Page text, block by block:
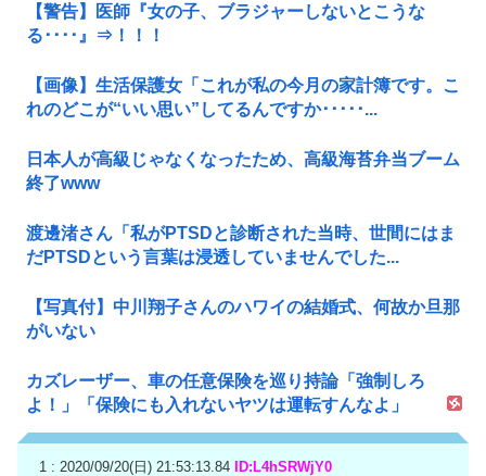
【警告】医師『女の子、ブラジャーしないとこうな
る････』⇒！！！
【画像】生活保護女「これが私の今月の家計簿です。こ
れのどこが“いい思い”してるんですか･････...
日本人が高級じゃなくなったため、高級海苔弁当ブーム
終了www
渡邊渚さん「私がPTSDと診断された当時、世間にはま
だPTSDという言葉は浸透していませんでした...
【写真付】中川翔子さんのハワイの結婚式、何故か旦那
がいない
カズレーザー、車の任意保険を巡り持論「強制しろ
よ！」「保険にも入れないヤツは運転すんなよ」
1 : 2020/09/20(日) 21:53:13.84 ID:L4hSRWjY0